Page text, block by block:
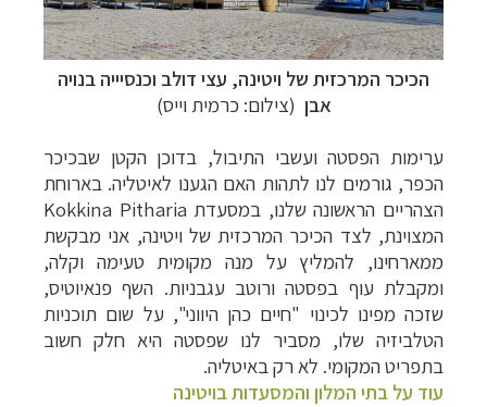
הכיכר המרכזית של ויטינה, עצי דולב וכנסיייה בנויה
אבן (צילום: כרמית וייס)
ערימות הפסטה ועשבי התיבול, בדוכן הקטן שבכיכר
הכפר, גורמים לנו לתהות האם הגענו לאיטליה. בארוחת
הצהריים הראשונה שלנו, במסעדת Kokkina Pitharia
המצוינת, לצד הכיכר המרכזית של ויטינה, אני מבקשת
ממארחינו, להמליץ על מנה מקומית טעימה וקלה,
ומקבלת עוף בפסטה ורוטב עגבניות. השף פנאיוטיס,
שזכה מפינו לכינוי "חיים כהן היווני", על שום תוכניות
הטלביזיה שלו, מסביר לנו שפסטה היא חלק חשוב
בתפריט המקומי. לא רק באיטליה.
עוד על בתי המלון והמסעדות בויטינה
להסבר על השירות »